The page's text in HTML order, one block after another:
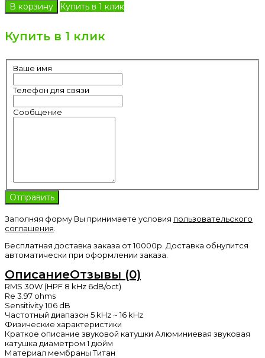
Купить в 1 клик
Купить в 1 клик
Ваше имя
Телефон для связи
Сообщение
Заполняя форму Вы принимаете условия пользовательского
соглашения
Бесплатная доставка заказа от 10000р. Доставка обнулится
автоматически при оформлении заказа.
ОписаниеОтзывы (0)
RMS 30W (HPF 8 kHz 6dB/oct)
Re 3.97 ohms
Sensitivity 106 dB
Частотный диапазон 5 kHz ~ 16 kHz
Физические характеристики
Краткое описание звуковой катушки Алюминиевая звуковая
катушка диаметром 1 дюйм
Материал мембраны Титан